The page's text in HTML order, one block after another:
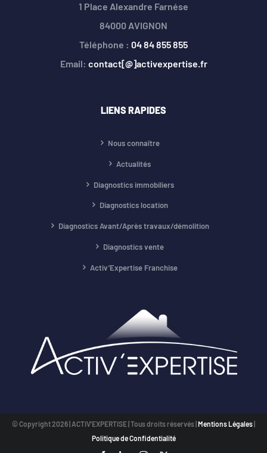
1 Place Alexandre Farnése
84000 AVIGNON
Téléphone : 04 84 855 855
Email: contact[@]activexpertise.fr
LIENS RAPIDES
Nous connaître
Actualités
Diagnostics immobiliers
Diagnostics location
Diagnostics Avant/Après travaux/démolition
Diagnostics vente
Activ’Expertise Franchise
© Copyright2026 | ACTIV'EXPERTISE | Tous droits réservés |Mentions Légales|
Politique de Confidentialité